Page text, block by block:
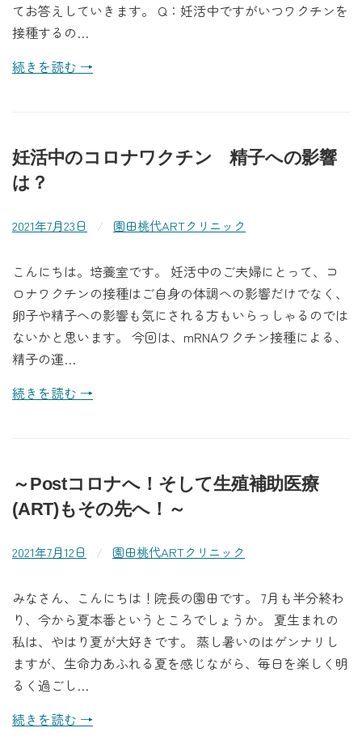
てお答えしていきます。 Q：妊活中ですがいつワクチンを
接種するの…
続きを読む →
妊活中のコロナワクチン 精子への影響
は？
2021年7月23日 / 園田桃代ARTクリニック
こんにちは。培養室です。 妊活中のご夫婦にとって、コ
ロナワクチンの接種はご自身の体調への影響だけでなく、
卵子や精子への影響も気にされる方もいらっしゃるのでは
ないかと思います。 今回は、mRNAワクチン接種による、
精子の運…
続きを読む →
～Postコロナへ！そして生殖補助医療
(ART)もその先へ！～
2021年7月12日 / 園田桃代ARTクリニック
みなさん、こんにちは！院長の園田です。 7月も半分終わ
り、今から夏本番というところでしょうか。 夏生まれの
私は、やはり夏が大好きです。 蒸し暑いのはゲンナリし
ますが、生命力あふれる夏を感じながら、毎日を楽しく明
るく過ごし…
続きを読む →